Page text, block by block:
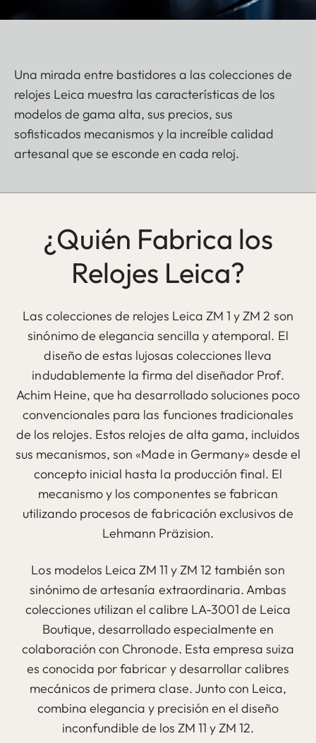
Una mirada entre bastidores a las colecciones de
relojes Leica muestra las características de los
modelos de gama alta, sus precios, sus
sofisticados mecanismos y la increíble calidad
artesanal que se esconde en cada reloj.
¿Quién Fabrica los
Relojes Leica?
Las colecciones de relojes Leica ZM 1 y ZM 2 son
sinónimo de elegancia sencilla y atemporal. El
diseño de estas lujosas colecciones lleva
indudablemente la firma del diseñador Prof.
Achim Heine, que ha desarrollado soluciones poco
convencionales para las funciones tradicionales
de los relojes. Estos relojes de alta gama, incluidos
sus mecanismos, son «Made in Germany» desde el
concepto inicial hasta la producción final. El
mecanismo y los componentes se fabrican
utilizando procesos de fabricación exclusivos de
Lehmann Präzision.
Los modelos Leica ZM 11 y ZM 12 también son
sinónimo de artesanía extraordinaria. Ambas
colecciones utilizan el calibre LA-3001 de Leica
Boutique, desarrollado especialmente en
colaboración con Chronode. Esta empresa suiza
es conocida por fabricar y desarrollar calibres
mecánicos de primera clase. Junto con Leica,
combina elegancia y precisión en el diseño
inconfundible de los ZM 11 y ZM 12.